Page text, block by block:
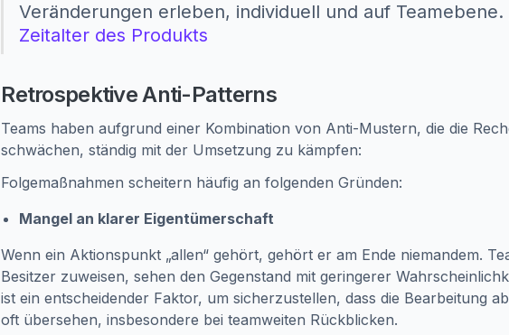
Veränderungen erleben, individuell und auf Teamebene.
Zeitalter des Produkts
Retrospektive Anti-Patterns
Teams haben aufgrund einer Kombination von Anti-Mustern, die die
schwächen, ständig mit der Umsetzung zu kämpfen:
Folgemaßnahmen scheitern häufig an folgenden Gründen:
Mangel an klarer Eigentümerschaft
Wenn ein Aktionspunkt „allen“ gehört, gehört er am Ende niemandem.
Besitzer zuweisen, sehen den Gegenstand mit geringerer
ist ein entscheidender Faktor, um sicherzustellen, dass die Bearbeitung
oft übersehen, insbesondere bei teamweiten Rückblicken.